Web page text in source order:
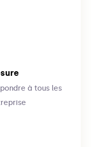
à tous les